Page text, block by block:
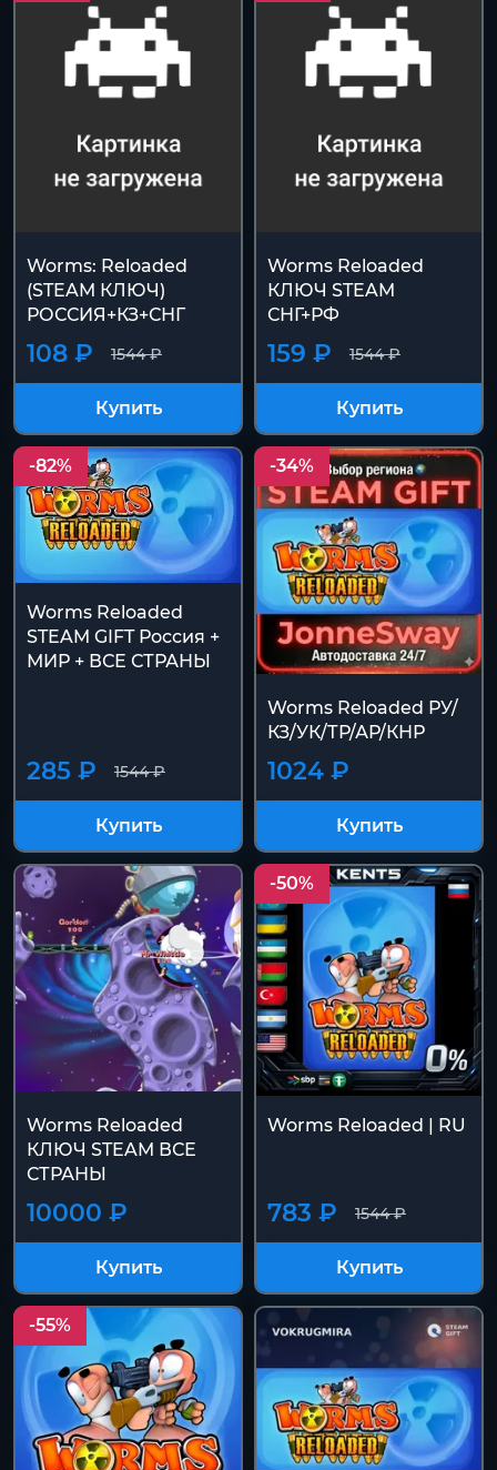
Worms: Reloaded
(STEAM КЛЮЧ)
РОССИЯ+КЗ+СНГ
1544 ₽
108 ₽
Купить
Worms Reloaded
КЛЮЧ STEAM
СНГ+РФ
1544 ₽
159 ₽
Купить
-82%
Worms Reloaded
STEAM GIFT Россия +
МИР + ВСЕ СТРАНЫ
1544 ₽
285 ₽
Купить
-34%
Worms Reloaded РУ/
КЗ/УК/ТР/АР/КНР
1024 ₽
Купить
Worms Reloaded
КЛЮЧ STEAM ВСЕ
СТРАНЫ
10000 ₽
Купить
-50%
Worms Reloaded | RU
1544 ₽
783 ₽
Купить
-55%